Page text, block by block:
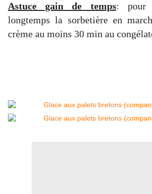
Astuce gain de temps: pour
longtemps la sorbetière en
crème au moins 30 min au